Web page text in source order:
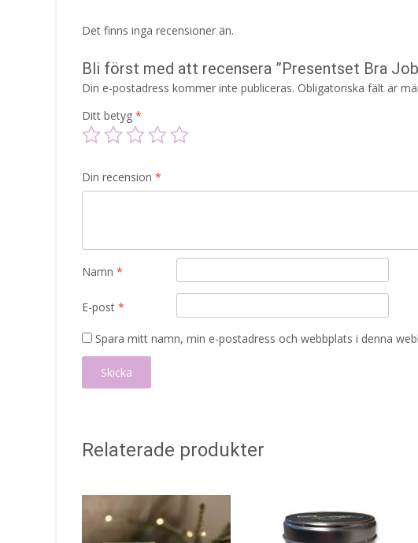
Det finns inga recensioner än.
Bli först med att recensera ”Presentset Bra
Din e-postadress kommer inte publiceras. Obligatoriska fält är
Ditt betyg *
Din recension *
Namn *
E-post *
Spara mitt namn, min e-postadress och webbplats i denna
Relaterade produkter